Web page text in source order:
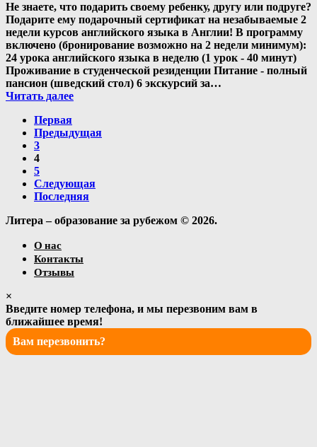
Не знаете, что подарить своему ребенку, другу или подруге?
Подарите ему подарочный сертификат на незабываемые 2
недели курсов английского языка в Англии! В программу
включено (бронирование возможно на 2 недели минимум):
24 урока английского языка в неделю (1 урок - 40 минут)
Проживание в студенческой резиденции Питание - полный
пансион (шведский стол) 6 экскурсий за…
Читать далее
Первая
Предыдущая
3
4
5
Следующая
Последняя
Литера – образование за рубежом © 2026.
О нас
Контакты
Отзывы
×
Введите номер телефона, и мы перезвоним вам в
ближайшее время!
Вам перезвонить?